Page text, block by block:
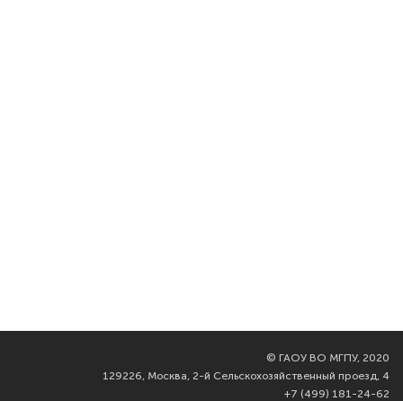
© ГАОУ ВО МГПУ, 2020
129226, Москва, 2-й Сельскохозяйственный проезд, 4
+7 (499) 181-24-62